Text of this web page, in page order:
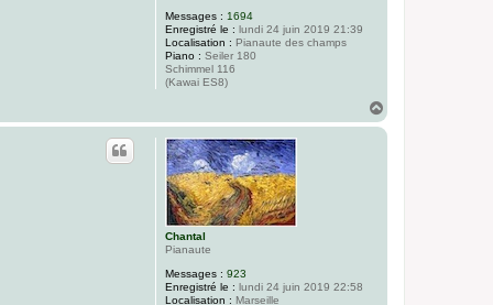
Messages : 1694
Enregistré le : lundi 24 juin 2019 21:39
Localisation : Pianaute des champs
Piano : Seiler 180
Schimmel 116
(Kawai ES8)
u
Chantal
Pianaute
Messages : 923
Enregistré le : lundi 24 juin 2019 22:58
Localisation : Marseille